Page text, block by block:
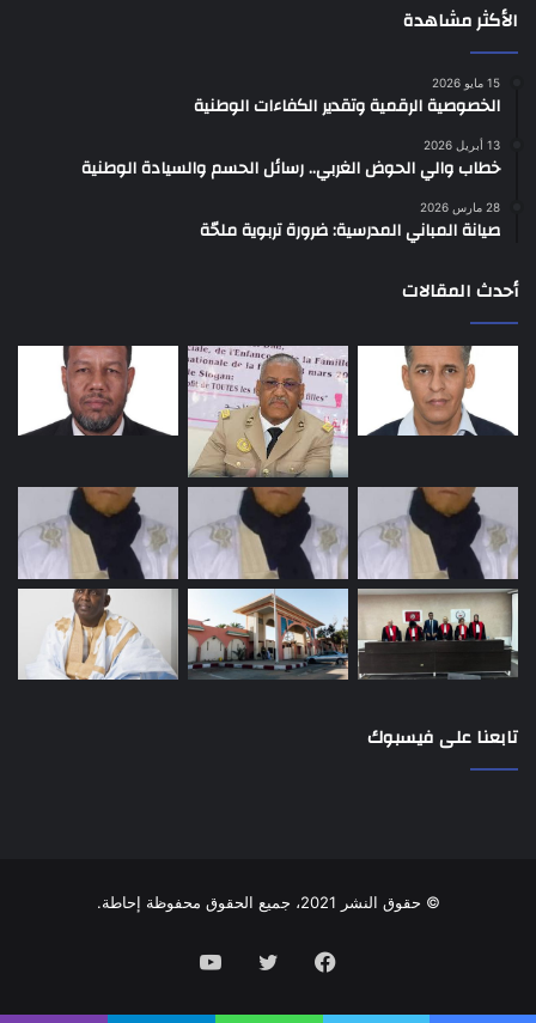
الأكثر مشاهدة
15 مايو 2026
الخصوصية الرقمية وتقدير الكفاءات الوطنية
13 أبريل 2026
خطاب والي الحوض الغربي.. رسائل الحسم والسيادة الوطنية
28 مارس 2026
صيانة المباني المدرسية: ضرورة تربوية ملحّة
أحدث المقالات
تابعنا على فيسبوك
© حقوق النشر 2021، جميع الحقوق محفوظة إحاطة.
فيسبوك تويتر يوتيوب